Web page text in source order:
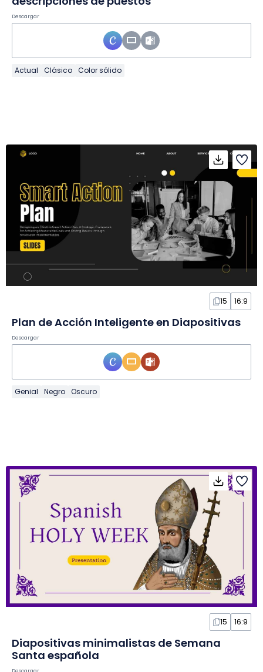
Descargar
Actual Clásico Color sólido
15 16:9
Plan de Acción Inteligente en Diapositivas
Descargar
Genial Negro Oscuro
15 16:9
Diapositivas minimalistas de Semana
Santa española